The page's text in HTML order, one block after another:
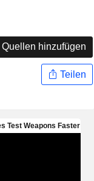
hinzufügen
Teilen